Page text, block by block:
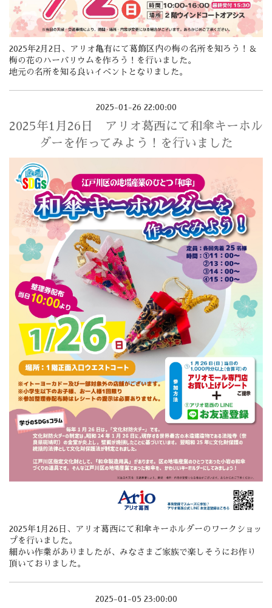
2025年2月2日、アリオ亀有にて葛飾区内の梅の名所を知ろう！＆
梅の花のハーバリウムを作ろう！を行いました。
地元の名所を知る良いイベントとなりました。
2025-01-26 22:00:00
2025年1月26日 アリオ葛西にて和傘キーホル
ダーを作ってみよう！を行いました
2025年1月26日、アリオ葛西にて和傘キーホルダーのワークショッ
プを行いました。
細かい作業がありましたが、みなさまご家族で楽しそうにお作り
頂いておりました。
2025-01-05 23:00:00